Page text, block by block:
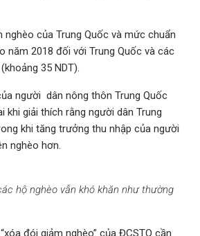
của Trung Quốc và mức chuẩn
năm 2018 đối với Trung Quốc và các
35 NDT).
người dân nông thôn Trung Quốc
giải thích rằng người dân Trung
khi tăng trưởng thu nhập của người
nghèo hơn.
hộ nghèo vẫn khó khăn như thường
đói giảm nghèo” của ĐCSTQ cần